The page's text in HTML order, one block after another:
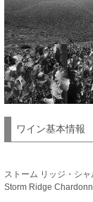
ワイン基本情報
ストーム リッジ・シャ
Storm Ridge